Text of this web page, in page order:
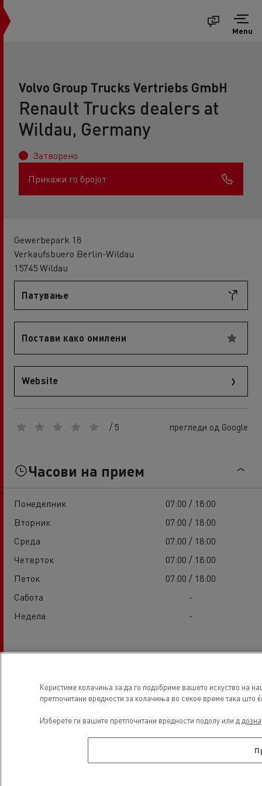
Menu
Volvo Group Trucks Vertriebs GmbH
Renault Trucks dealers at
Wildau, Germany
Затворено
Прикажи го бројот
Gewerbepark 18
Verkaufsbuero Berlin-Wildau
15745 Wildau
Патување
Постави како омилени
Website
/ 5 прегледи од Google
Часови на прием
Понеделник
07:00 / 18:00
Вторник
07:00 / 18:00
Среда
07:00 / 18:00
Четврток
07:00 / 18:00
Петок
07:00 / 18:00
Сабота
-
Недела
-
Користиме колачиња за да го подобриме вашето искуство на
претпочитани вредности за колачиња во секое време така што
Изберете ги вашите претпочитани вредности подолу или д